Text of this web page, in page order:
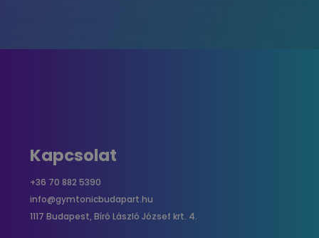
Kapcsolat
+36 70 882 5390
info@gymtonicbudapart.hu
1117 Budapest, Bíró László József krt. 4.